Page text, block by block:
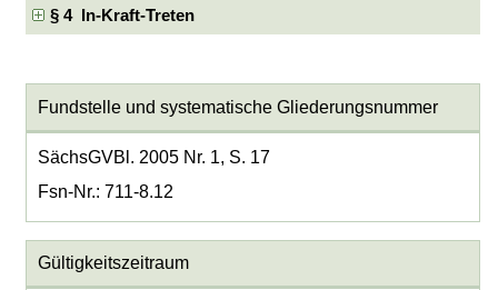
§ 4 In-Kraft-Treten
Fundstelle und systematische Gliederungsnummer
SächsGVBl. 2005 Nr. 1, S. 17
Fsn-Nr.: 711-8.12
Gültigkeitszeitraum